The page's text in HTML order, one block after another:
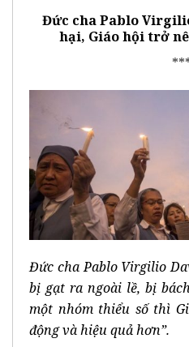
Đức cha Pablo
hại, Giáo hội trở
Đức cha Pablo Virgilio
bị gạt ra ngoài lề, bị
một nhóm thiểu số thì
động và hiệu quả hơn”.